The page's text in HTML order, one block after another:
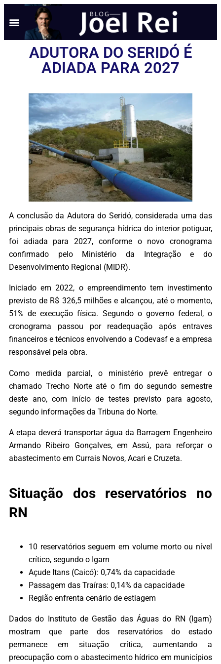
ADUTORA DO SERIDÓ É
ADIADA PARA 2027
A conclusão da Adutora do Seridó, considerada uma das
principais obras de segurança hídrica do interior potiguar,
foi adiada para 2027, conforme o novo cronograma
confirmado pelo Ministério da Integração e do
Desenvolvimento Regional (MIDR).
Iniciado em 2022, o empreendimento tem investimento
previsto de R$ 326,5 milhões e alcançou, até o momento,
51% de execução física. Segundo o governo federal, o
cronograma passou por readequação após entraves
financeiros e técnicos envolvendo a Codevasf e a empresa
responsável pela obra.
Como medida parcial, o ministério prevê entregar o
chamado Trecho Norte até o fim do segundo semestre
deste ano, com início de testes previsto para agosto,
segundo informações da Tribuna do Norte.
A etapa deverá transportar água da Barragem Engenheiro
Armando Ribeiro Gonçalves, em Assú, para reforçar o
abastecimento em Currais Novos, Acari e Cruzeta.
Situação dos reservatórios no
RN
10 reservatórios seguem em volume morto ou nível
crítico, segundo o Igarn
Açude Itans (Caicó): 0,74% da capacidade
Passagem das Traíras: 0,14% da capacidade
Região enfrenta cenário de estiagem
Dados do Instituto de Gestão das Águas do RN (Igarn)
mostram que parte dos reservatórios do estado
permanece em situação crítica, aumentando a
preocupação com o abastecimento hídrico em municípios